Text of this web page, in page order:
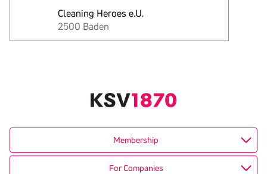
Cleaning Heroes e.U.
2500 Baden
Membership
For Companies